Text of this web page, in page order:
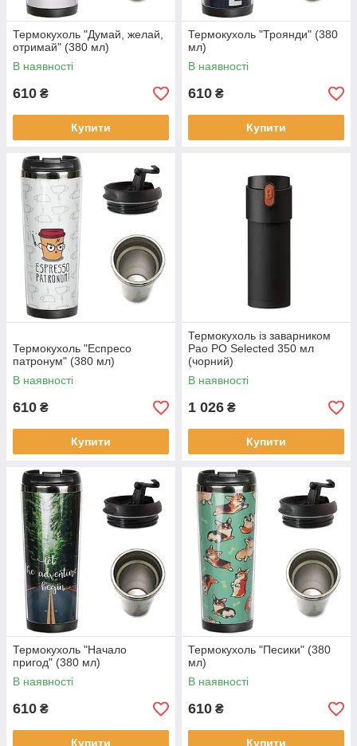
Термокухоль "Думай, желай,
отримай" (380 мл)
В наявності
610 ₴
Купити
Термокухоль "Троянди" (380
мл)
В наявності
610 ₴
Купити
Термокухоль "Еспресо
патронум" (380 мл)
В наявності
610 ₴
Купити
Термокухоль із заварником
Pao PO Selected 350 мл
(чорний)
В наявності
1 026 ₴
Купити
Термокухоль "Начало
пригод" (380 мл)
В наявності
610 ₴
Купити
Термокухоль "Песики" (380
мл)
В наявності
610 ₴
Купити